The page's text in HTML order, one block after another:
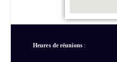
Heures de réunions: